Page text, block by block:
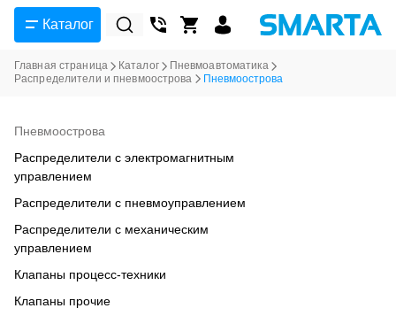
Каталог
Главная страница Каталог
Пневмоавтоматика
Распределители и пневмоострова
Пневмоострова
Пневмоострова
Распределители с электромагнитным
управлением
Распределители с пневмоуправлением
Распределители с механическим
управлением
Клапаны процесс-техники
Клапаны прочие